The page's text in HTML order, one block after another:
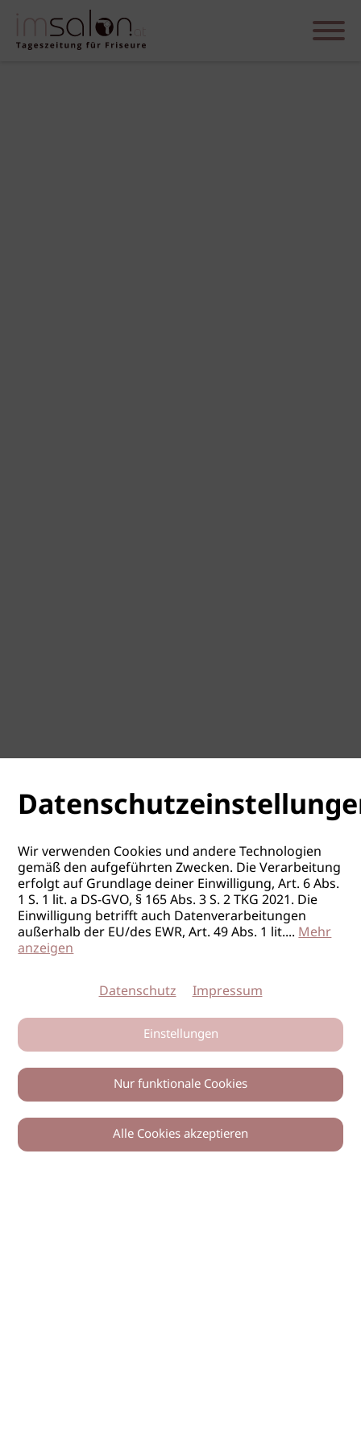
Wir verwenden Cookies und andere Technologien
gemäß den aufgeführten Zwecken. Die Verarbeitung
erfolgt auf Grundlage deiner Einwilligung, Art. 6 Abs.
1 S. 1 lit. a DS-GVO, § 165 Abs. 3 S. 2 TKG 2021. Die
Einwilligung betrifft auch Datenverarbeitungen
außerhalb der EU/des EWR, Art. 49 Abs. 1 lit....Mehr
anzeigen
Datenschutz Impressum
Einstellungen
Nur funktionale Cookies
Alle Cookies akzeptieren